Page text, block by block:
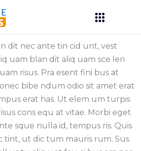
dit nec ante tin cid unt, vest
uam blan dit aliq uam sce leri
risus. Pra esent fini bus at
bibe ndum odio sit amet erat
erat has. Ut elem um turpis
cons equ at vitae. Morbi eget
sque nulla id, tempus ris. Quis
tint, ut dic tum mauris rum. Sus